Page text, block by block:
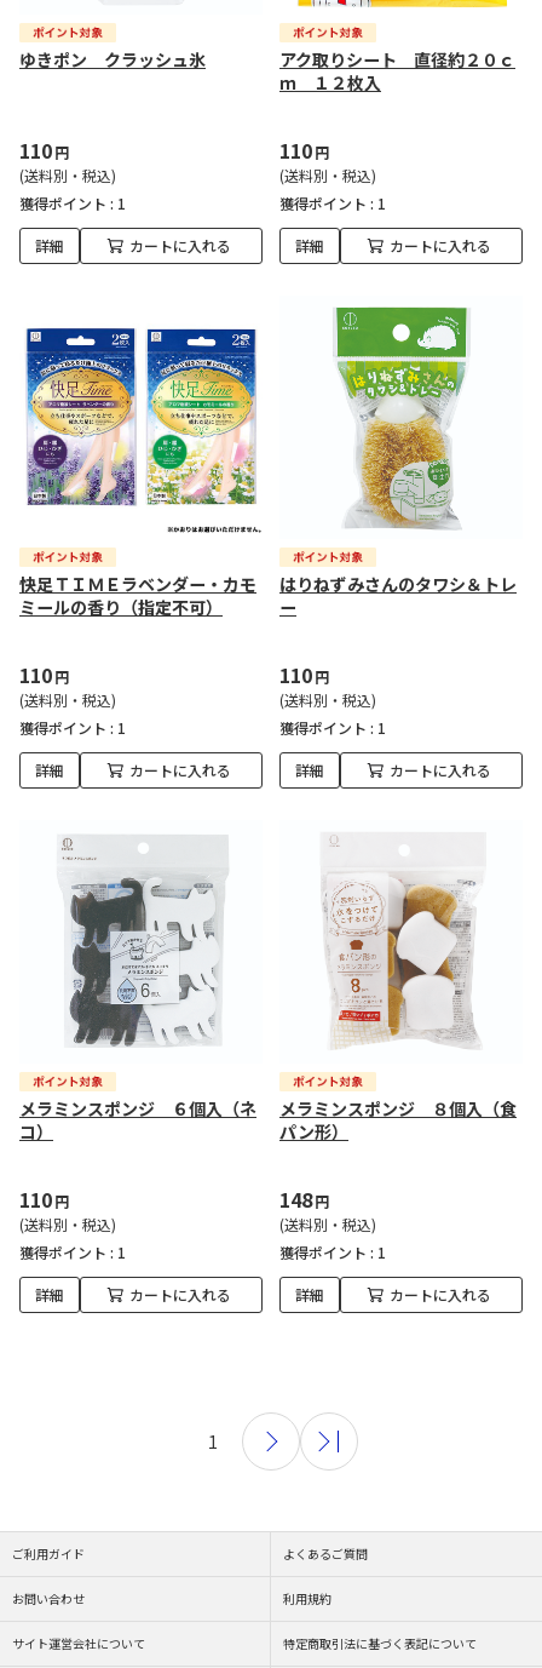
ゆきポン クラッシュ氷
110円
(送料別・税込)
獲得ポイント : 1
詳細 カートに入れる
アク取りシート 直径約２０ｃ
ｍ １２枚入
110円
(送料別・税込)
獲得ポイント : 1
詳細 カートに入れる
快足ＴＩＭＥラベンダー・カモ
ミールの香り（指定不可）
110円
(送料別・税込)
獲得ポイント : 1
詳細 カートに入れる
はりねずみさんのタワシ＆トレ
ー
110円
(送料別・税込)
獲得ポイント : 1
詳細 カートに入れる
メラミンスポンジ ６個入（ネ
コ）
110円
(送料別・税込)
獲得ポイント : 1
詳細 カートに入れる
メラミンスポンジ ８個入（食
パン形）
148円
(送料別・税込)
獲得ポイント : 1
詳細 カートに入れる
1
ご利用ガイド よくあるご質問
お問い合わせ 利用規約
サイト運営会社について 特定商取引法に基づく表記について